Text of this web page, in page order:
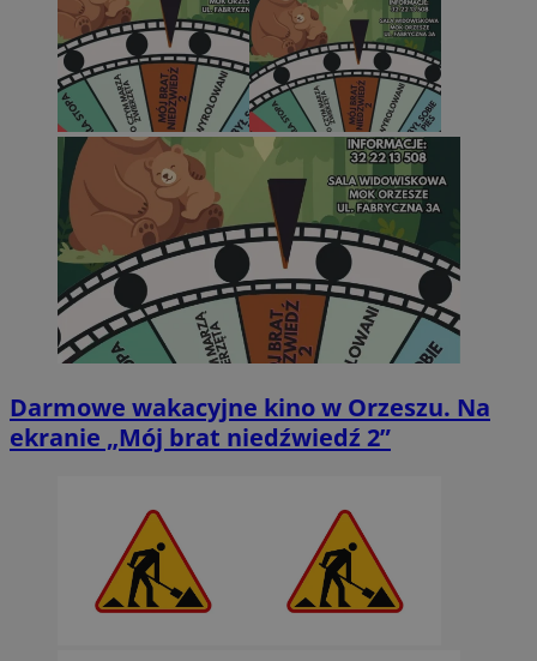
Darmowe wakacyjne kino w Orzeszu. Na
ekranie „Mój brat niedźwiedź 2”